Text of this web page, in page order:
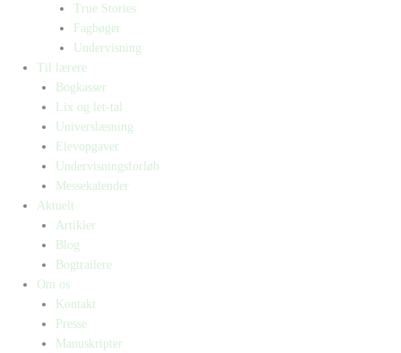
True Stories
Fagbøger
Undervisning
Til lærere
Bogkasser
Lix og let-tal
Universlæsning
Elevopgaver
Undervisningsforløb
Messekalender
Aktuelt
Artikler
Blog
Bogtrailere
Om os
Kontakt
Presse
Manuskripter